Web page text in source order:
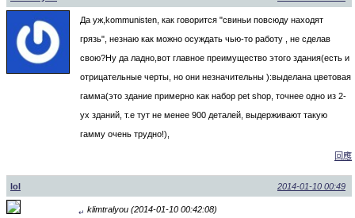
Да уж,kommunisten, как говорится "свиньи повсюду находят
грязь", незнаю как можно осуждать чью-то работу , не сделав
свою?Ну да ладно,вот главное преимущество этого здания(есть и
отрицательные черты, но они незначительны ):выделана цветовая
гамма(это здание примерно как набор pet shop, точнее одно из 2-
ух зданий, т.е тут не менее 900 деталей, выдерживают такую
гамму очень трудно!),
回應
lol 2014-01-10 00:49
↵ klimtralyou (2014-01-10 00:42:08)